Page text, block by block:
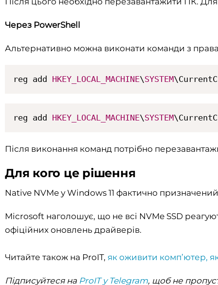
Через PowerShell
Альтернативно можна виконати команди з
reg add HKEY_LOCAL_MACHINE\SYSTEM
reg add HKEY_LOCAL_MACHINE\SYSTEM
Після виконання команд потрібно
Для кого це рішення
Native NVMe у Windows 11 фактично
Microsoft наголошує, що не всі NVMe SSD
офіційних оновлень драйверів.
Читайте також на ProIT, як оживити комп’ютер,
Підписуйтеся на ProIT у Telegram, щоб не